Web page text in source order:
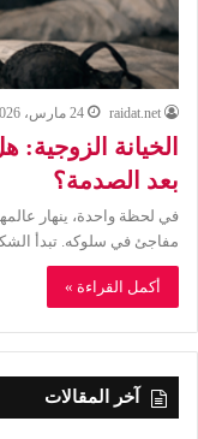
raidat.net 24 مارس، 2026
الخيانة
بعد الصدمة؟
في لحظة واحدة، ينهار
مفاجئ في سلوكه. تبدأ
أكمل القراءة »
آخر المقالات